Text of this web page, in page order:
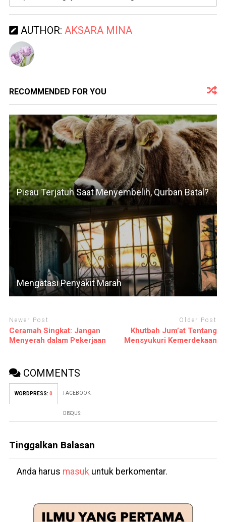
AUTHOR: AKSARA MINA
RECOMMENDED FOR YOU
Pisau Terjatuh Saat Menyembelih, Qurban Batal?
Mengatasi Penyakit Marah
Newer Post
Ceramah Singkat: Jangan
Menyerah dalam Pekerjaan
Older Post
Khutbah Jum’at Tentang
Mensyukuri Kemerdekaan
COMMENTS
WORDPRESS: 0 FACEBOOK:
DISQUS:
Tinggalkan Balasan
Anda harus masuk untuk berkomentar.